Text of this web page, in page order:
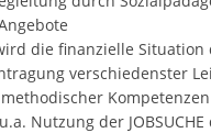
die finanzielle
verschiedenster
Kompetenzen
Nutzung der